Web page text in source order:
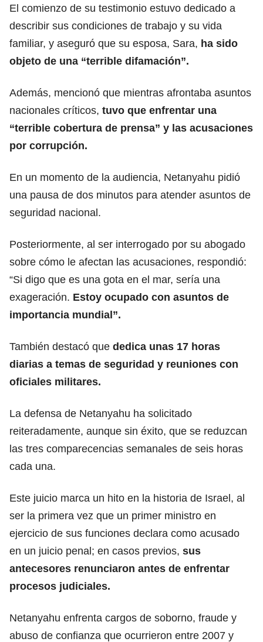
El comienzo de su testimonio estuvo dedicado a
describir sus condiciones de trabajo y su vida
familiar, y aseguró que su esposa, Sara, ha sido
objeto de una “terrible difamación”.
Además, mencionó que mientras afrontaba asuntos
nacionales críticos, tuvo que enfrentar una
“terrible cobertura de prensa” y las acusaciones
por corrupción.
En un momento de la audiencia, Netanyahu pidió
una pausa de dos minutos para atender asuntos de
seguridad nacional.
Posteriormente, al ser interrogado por su abogado
sobre cómo le afectan las acusaciones, respondió:
“Si digo que es una gota en el mar, sería una
exageración. Estoy ocupado con asuntos de
importancia mundial”.
También destacó que dedica unas 17 horas
diarias a temas de seguridad y reuniones con
oficiales militares.
La defensa de Netanyahu ha solicitado
reiteradamente, aunque sin éxito, que se reduzcan
las tres comparecencias semanales de seis horas
cada una.
Este juicio marca un hito en la historia de Israel, al
ser la primera vez que un primer ministro en
ejercicio de sus funciones declara como acusado
en un juicio penal; en casos previos, sus
antecesores renunciaron antes de enfrentar
procesos judiciales.
Netanyahu enfrenta cargos de soborno, fraude y
abuso de confianza que ocurrieron entre 2007 y